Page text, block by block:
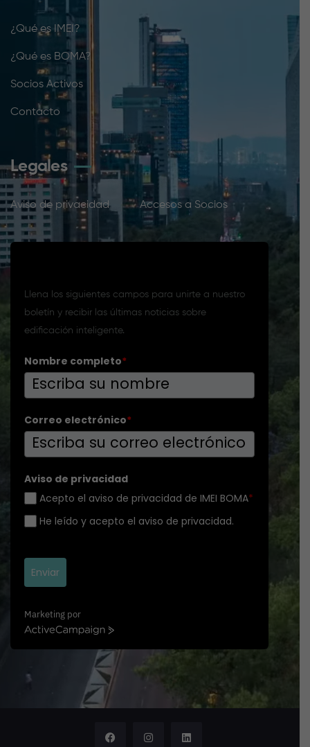
¿Qué es IMEI?
¿Qué es BOMA?
Socios Activos
Contacto
Legales
Aviso de privacidad Accesos a Socios
Llena los siguientes campos para unirte a nuestro
boletín y recibir las últimas noticias sobre
edificación inteligente.
Nombre completo*
Correo electrónico*
Aviso de privacidad
Acepto el aviso de privacidad de IMEI BOMA*
He leído y acepto el aviso de privacidad.
Enviar
Marketing por
A